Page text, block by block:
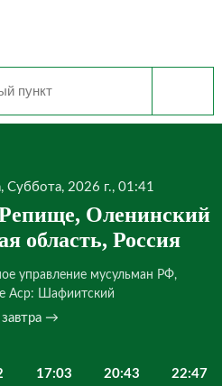
Суббота, 2026 г., 01:41
Оленинский
область, Россия
управление мусульман РФ,
Аср: Шафиитский
→
17:03 20:43 22:47